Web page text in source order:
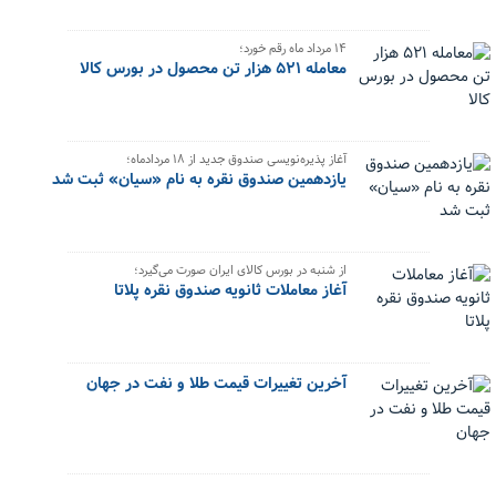
۱۴ مرداد ماه رقم خورد؛
معامله ۵۲۱ هزار تن محصول در بورس کالا
آغاز پذیره‌نویسی صندوق جدید از ۱۸ مردادماه؛
یازدهمین صندوق نقره به نام «سیان» ثبت شد
از شنبه در بورس کالای ایران صورت می‌گیرد؛
آغاز معاملات ثانویه صندوق نقره پلاتا
آخرین تغییرات قیمت طلا و نفت در جهان